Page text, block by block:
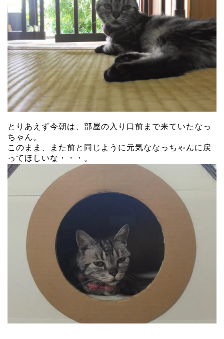
とりあえず今朝は、部屋の入り口前まで来ていたなっ
ちゃん。
このまま、また前と同じように元気ななっちゃんに戻
ってほしいな・・・。